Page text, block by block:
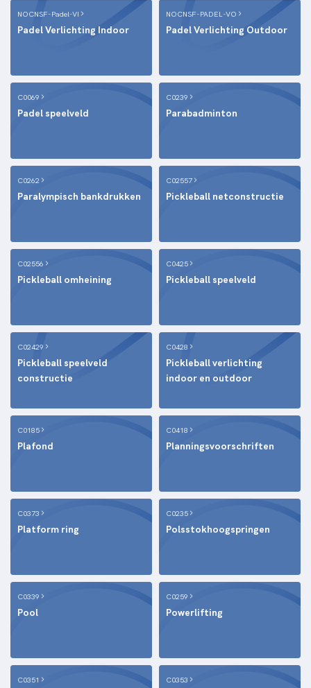
NOCNSF-Padel-VI
Padel Verlichting Indoor
NOCNSF-PADEL-VO
Padel Verlichting Outdoor
C0069
Padel speelveld
C0239
Parabadminton
C0262
Paralympisch bankdrukken
C02557
Pickleball netconstructie
C02556
Pickleball omheining
C0425
Pickleball speelveld
C02429
Pickleball speelveld
constructie
C0428
Pickleball verlichting
indoor en outdoor
C0185
Plafond
C0418
Planningsvoorschriften
C0373
Platform ring
C0235
Polsstokhoogspringen
C0339
Pool
C0259
Powerlifting
C0351 C0353